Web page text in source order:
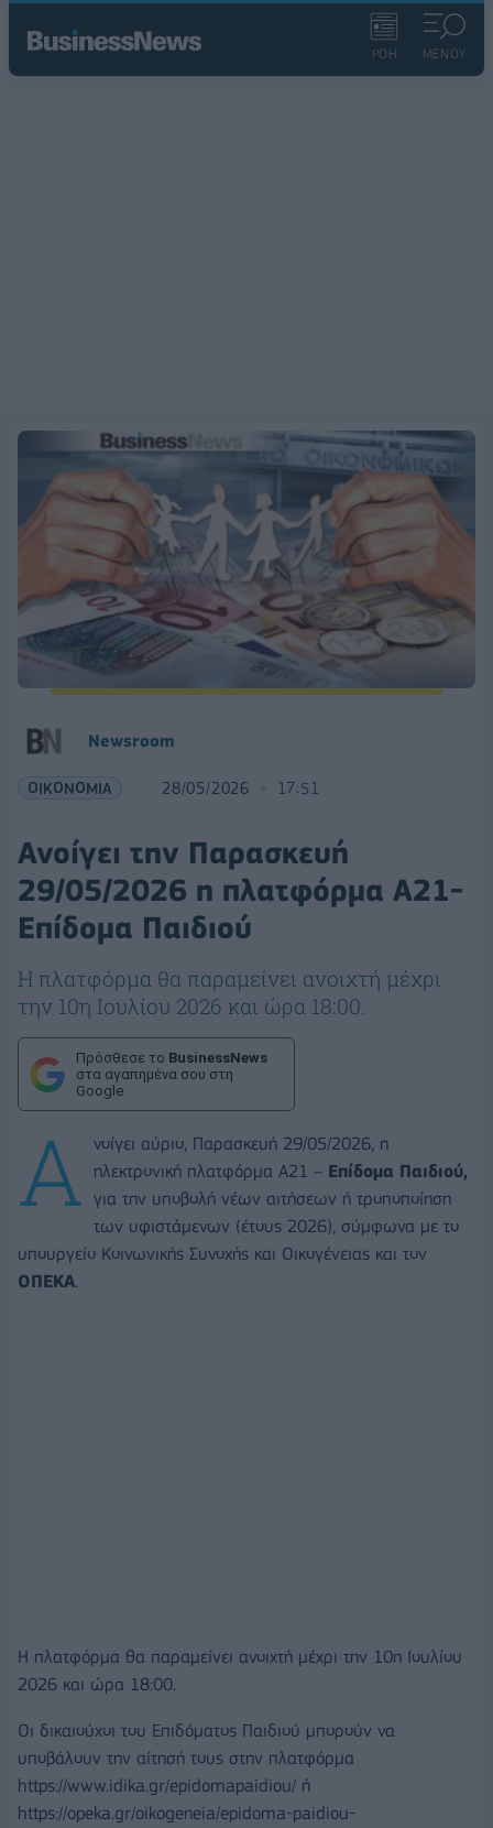
ΡΟΗ ΜΕΝΟΥ
Νewsroom
ΟΙΚΟΝΟΜΙΑ 28/05/2026 17:51
Ανοίγει την Παρασκευή
29/05/2026 η πλατφόρμα Α21-
Επίδομα Παιδιού
Η πλατφόρμα θα παραμείνει ανοιχτή μέχρι
την 10η Ιουλίου 2026 και ώρα 18:00.
Πρόσθεσε το BusinessNews
στα αγαπημένα σου στη
Google
Α νοίγει αύριο, Παρασκευή 29/05/2026, η
ηλεκτρονική πλατφόρμα Α21 – Επίδομα Παιδιού,
για την υποβολή νέων αιτήσεων ή τροποποίηση
των υφιστάμενων (έτους 2026), σύμφωνα με το
υπουργείο Κοινωνικής Συνοχής και Οικογένειας και τον
ΟΠΕΚΑ.
Η πλατφόρμα θα παραμείνει ανοιχτή μέχρι την 10η Ιουλίου
2026 και ώρα 18:00.
Οι δικαιούχοι του Επιδόματος Παιδιού μπορούν να
υποβάλουν την αίτησή τους στην πλατφόρμα
https://www.idika.gr/epidomapaidiou/ ή
https://opeka.gr/oikogeneia/epidoma-paidiou-